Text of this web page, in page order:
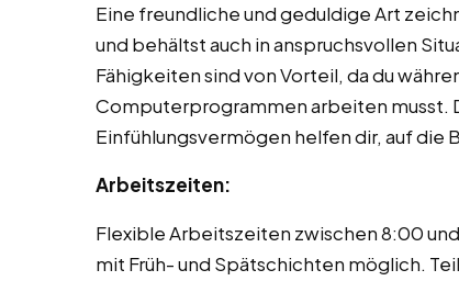
Eine freundliche und geduldige Art
und behältst auch in anspruchsvollen
Fähigkeiten sind von Vorteil, da du
Computerprogrammen arbeiten musst.
Einfühlungsvermögen helfen dir, auf die
Arbeitszeiten:
Flexible Arbeitszeiten zwischen 8:00
mit Früh- und Spätschichten möglich.